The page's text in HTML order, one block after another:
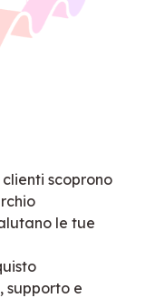
scoprono
le tue
supporto e